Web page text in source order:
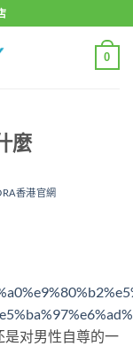
0
麼
香港官網
是对男性自尊的一